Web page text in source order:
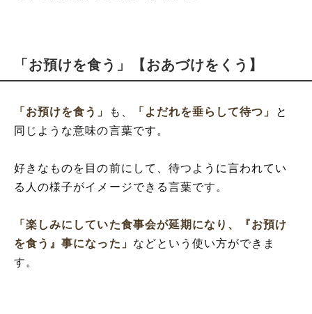
「お預けを食う」【おあづけをくう】
「お預けを食う」 も、 「よだれを垂らして待つ」
と
同じような意味の言葉です。
好きなものを目の前にして、待つように言われてい
る人の様子がイメージできる言葉です。
「楽しみにしていた食事会が延期になり、『お預け
を食う』事になった」 などという使い方ができま
す。